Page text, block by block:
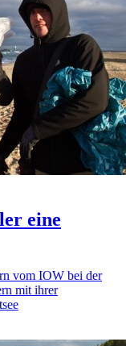
eine
vom IOW bei der
mit ihrer